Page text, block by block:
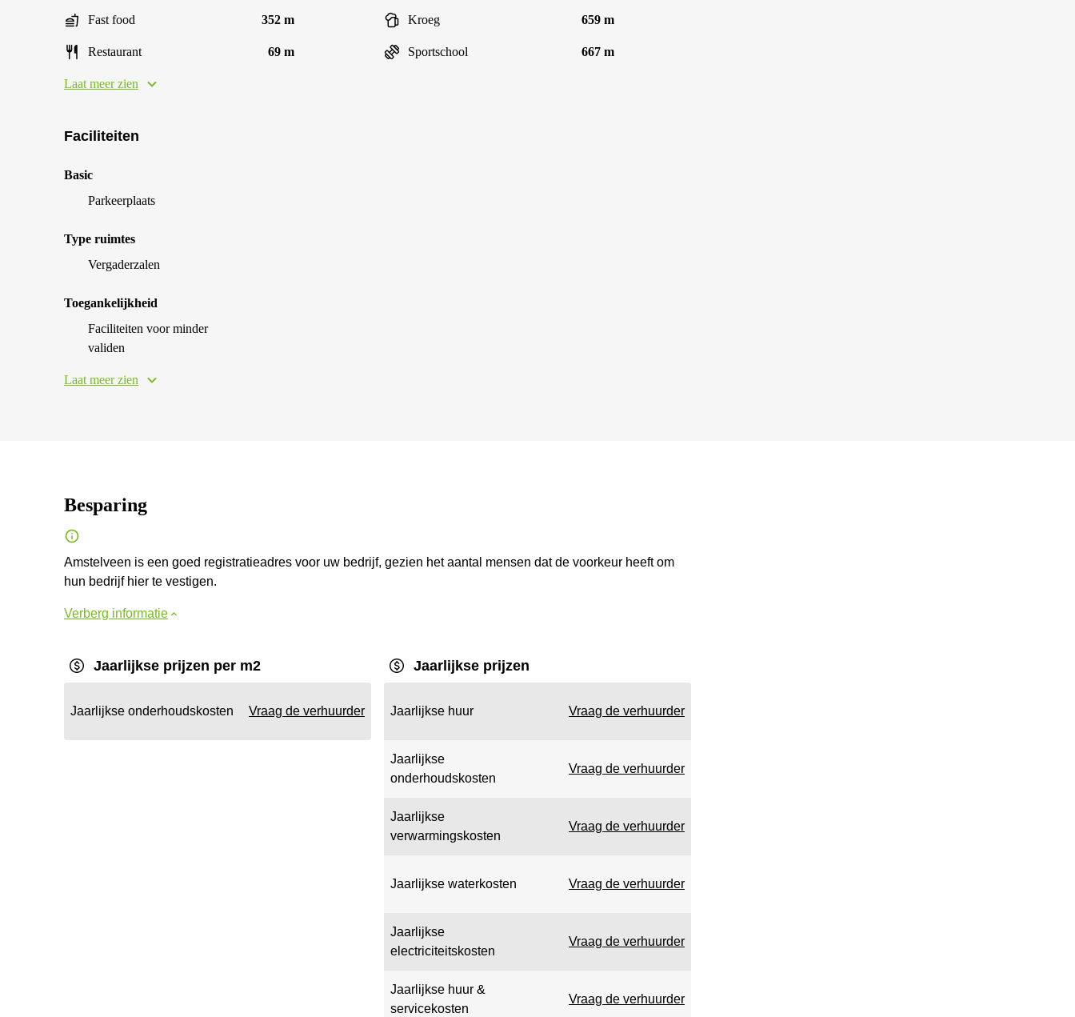
Fast food 352 m Kroeg 659 m
Restaurant 69 m Sportschool 667 m
Laat meer zien
Faciliteiten
Basic
Parkeerplaats
Type ruimtes
Vergaderzalen
Toegankelijkheid
Faciliteiten voor minder
validen
Laat meer zien
Besparing
Amstelveen is een goed registratieadres voor uw bedrijf, gezien het aantal mensen dat de voorkeur heeft om
hun bedrijf hier te vestigen.
Verberg informatie
Jaarlijkse prijzen per m2
Jaarlijkse onderhoudskosten Vraag de verhuurder
Jaarlijkse prijzen
Jaarlijkse huur Vraag de verhuurder
Jaarlijkse
onderhoudskosten
Vraag de verhuurder
Jaarlijkse
verwarmingskosten
Vraag de verhuurder
Jaarlijkse waterkosten Vraag de verhuurder
Jaarlijkse
electriciteitskosten
Vraag de verhuurder
Jaarlijkse huur &
servicekosten
Vraag de verhuurder